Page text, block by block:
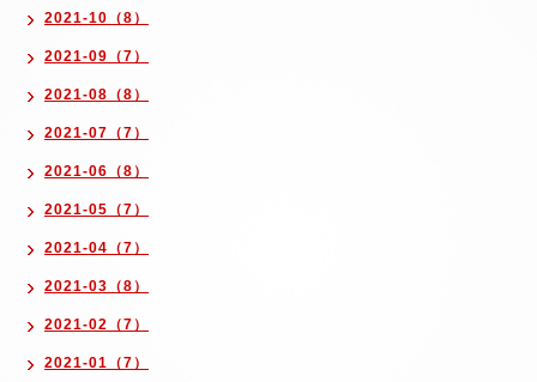
2021-10（8）
2021-09（7）
2021-08（8）
2021-07（7）
2021-06（8）
2021-05（7）
2021-04（7）
2021-03（8）
2021-02（7）
2021-01（7）